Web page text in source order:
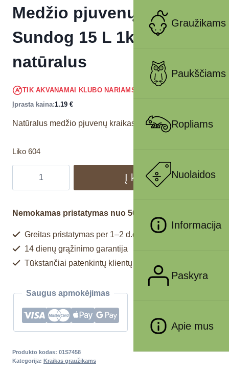
Graužikams
Paukščiams
Ropliams
Nuolaidos
Informacija
Paskyra
Apie mus
Medžio pjuvenų kraikas
Sundog 15 L 1kg
natūralus
TIK AKVANAMAI KLUBO NARIAMS 1.13
Įprasta kaina:1.19 €
Natūralus medžio pjuvenų kraikas graužikams.
Liko 604
Į krepšelį
Nemokamas pristatymas nuo 50€
Greitas pristatymas per 1–2 d.d.
14 dienų grąžinimo garantija
Tūkstančiai patenkintų klientų
Saugus apmokėjimas
Produkto kodas: 01S7458
Kategorija: Kraikas graužikams